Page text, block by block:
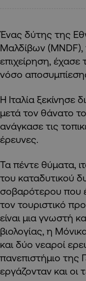
Ένας δύτης της
Μαλδίβων (MNDF),
επιχείρηση,
νόσο
Η Ιταλία ξεκίνησε
μετά τον θάνατο
ανάγκασε τις
έρευνες.
Τα πέντε θύματα,
του καταδυτικού
σοβαρότερου που
τον τουριστικό
είναι μια γνωστή
βιολογίας, η
και δύο νεαροί
πανεπιστήμιο της
εργάζονταν και οι